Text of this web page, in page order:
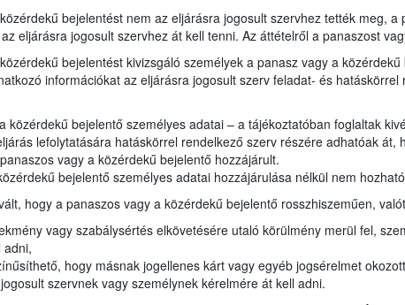
bejelentést nem az eljárásra jogosult szervhez tették meg,
eljárásra jogosult szervhez át kell tenni. Az áttételről a panaszost
bejelentést kivizsgáló személyek a panasz vagy a
információkat az eljárásra jogosult szerv feladat- és
közérdekű bejelentő személyes adatai – a tájékoztatóban foglaltak
lefolytatására hatáskörrel rendelkező szerv részére adhatóak
vagy a közérdekű bejelentő hozzájárult.
bejelentő személyes adatai hozzájárulása nélkül nem
hogy a panaszos vagy a közérdekű bejelentő rosszhiszeműen,
vagy szabálysértés elkövetésére utaló körülmény merül fel,
adni,
hogy másnak jogellenes kárt vagy egyéb jogsérelmet
szervnek vagy személynek kérelmére át kell adni.